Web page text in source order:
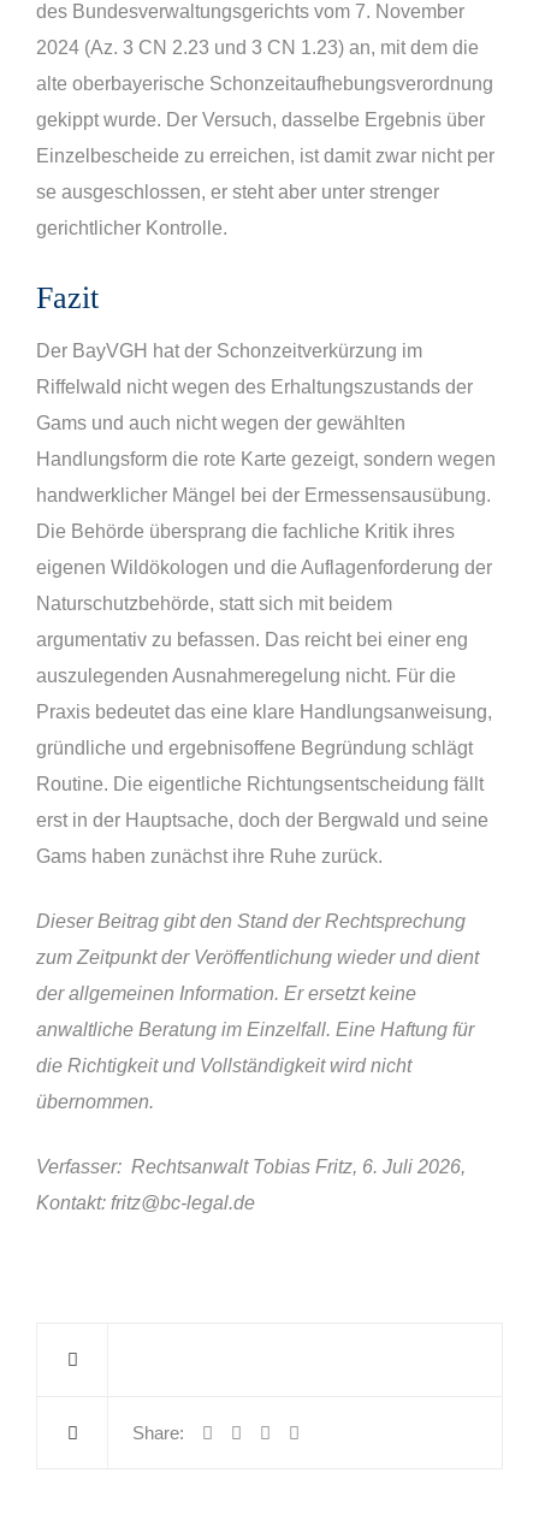
des Bundesverwaltungsgerichts vom 7. November
2024 (Az. 3 CN 2.23 und 3 CN 1.23) an, mit dem die
alte oberbayerische Schonzeitaufhebungsverordnung
gekippt wurde. Der Versuch, dasselbe Ergebnis über
Einzelbescheide zu erreichen, ist damit zwar nicht per
se ausgeschlossen, er steht aber unter strenger
gerichtlicher Kontrolle.
Fazit
Der BayVGH hat der Schonzeitverkürzung im
Riffelwald nicht wegen des Erhaltungszustands der
Gams und auch nicht wegen der gewählten
Handlungsform die rote Karte gezeigt, sondern wegen
handwerklicher Mängel bei der Ermessensausübung.
Die Behörde übersprang die fachliche Kritik ihres
eigenen Wildökologen und die Auflagenforderung der
Naturschutzbehörde, statt sich mit beidem
argumentativ zu befassen. Das reicht bei einer eng
auszulegenden Ausnahmeregelung nicht. Für die
Praxis bedeutet das eine klare Handlungsanweisung,
gründliche und ergebnisoffene Begründung schlägt
Routine. Die eigentliche Richtungsentscheidung fällt
erst in der Hauptsache, doch der Bergwald und seine
Gams haben zunächst ihre Ruhe zurück.
Dieser Beitrag gibt den Stand der Rechtsprechung
zum Zeitpunkt der Veröffentlichung wieder und dient
der allgemeinen Information. Er ersetzt keine
anwaltliche Beratung im Einzelfall. Eine Haftung für
die Richtigkeit und Vollständigkeit wird nicht
übernommen.
Verfasser: Rechtsanwalt Tobias Fritz, 6. Juli 2026,
Kontakt: fritz@bc-legal.de
Share: